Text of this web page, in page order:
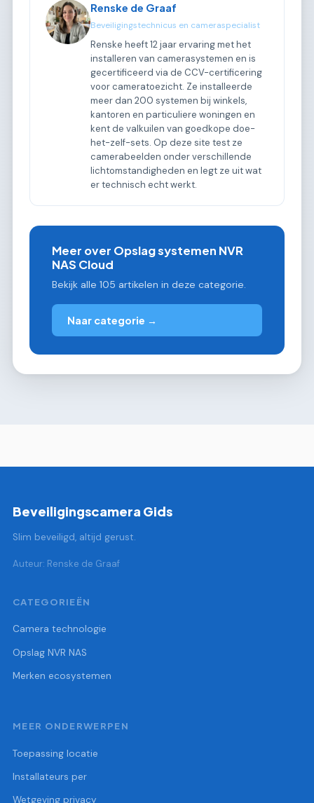
Renske de Graaf
Beveiligingstechnicus en cameraspecialist
Renske heeft 12 jaar ervaring met het
installeren van camerasystemen en is
gecertificeerd via de CCV-certificering
voor cameratoezicht. Ze installeerde
meer dan 200 systemen bij winkels,
kantoren en particuliere woningen en
kent de valkuilen van goedkope doe-
het-zelf-sets. Op deze site test ze
camerabeelden onder verschillende
lichtomstandigheden en legt ze uit wat
er technisch echt werkt.
Meer over Opslag systemen NVR
NAS Cloud
Bekijk alle 105 artikelen in deze categorie.
Naar categorie →
Beveiligingscamera Gids
Slim beveiligd, altijd gerust.
Auteur: Renske de Graaf
CATEGORIEËN
Camera technologie
Opslag NVR NAS
Merken ecosystemen
MEER ONDERWERPEN
Toepassing locatie
Installateurs per
Wetgeving privacy